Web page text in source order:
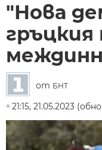
"Нова
от БНТ
21:15, 21.05.2023